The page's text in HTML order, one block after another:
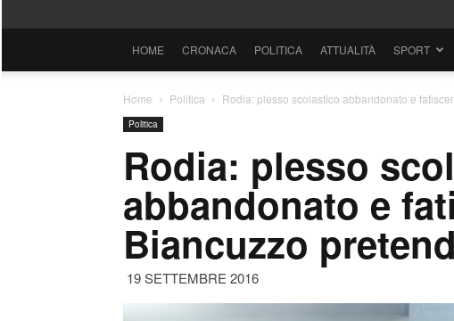
HOME CRONACA POLITICA ATTUALITÀ SPORT
Home Politica Rodia: plesso scolastico abbandonato e
Politica
Rodia: plesso
abbandonato e
Biancuzzo
19 SETTEMBRE 2016